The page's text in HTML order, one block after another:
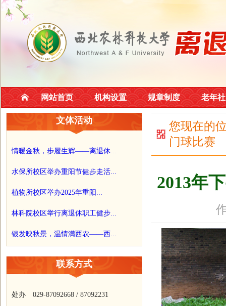
网站首页 机构设置 规章制度 老年
文体活动
情暖金秋，步履生辉——离退休...
水保所校区举办重阳节健步走活...
植物所校区举办2025年重阳...
林科院校区举行离退休职工健步...
银发映秋景，温情满西农——西...
联系方式
处办 029-87092668 / 87092231
您现在的
门球比赛
2013年